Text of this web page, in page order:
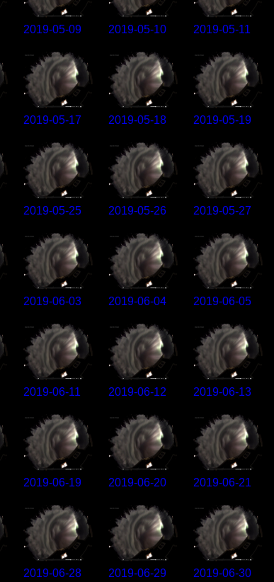
2019-05-09 2019-05-10 2019-05-11
2019-05-17 2019-05-18 2019-05-19
2019-05-25 2019-05-26 2019-05-27
2019-06-03 2019-06-04 2019-06-05
2019-06-11 2019-06-12 2019-06-13
2019-06-19 2019-06-20 2019-06-21
2019-06-28 2019-06-29 2019-06-30